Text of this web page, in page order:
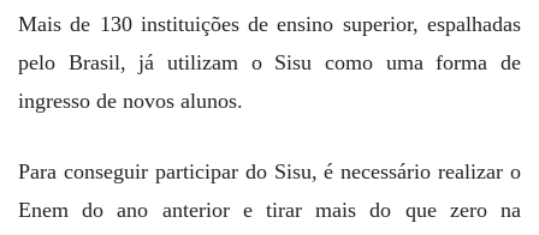
Mais de 130 instituições de ensino superior, espalhadas
pelo Brasil, já utilizam o Sisu como uma forma de
ingresso de novos alunos.
Para conseguir participar do Sisu, é necessário realizar o
Enem do ano anterior e tirar mais do que zero na